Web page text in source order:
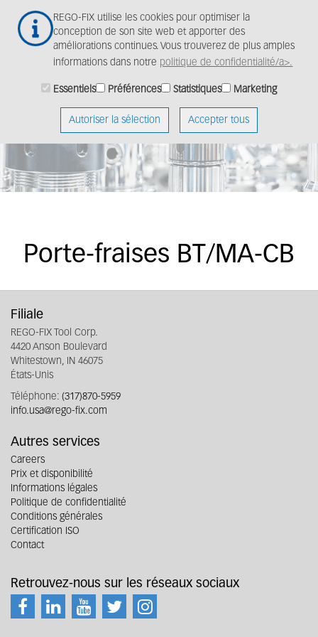
REGO-FIX utilise les cookies pour optimiser la
conception de son site web et apporter des
améliorations continues. Vous trouverez de plus amples
informations dans notre politique de confidentialité/a>.
Essentiels Préférences Statistiques Marketing
Autoriser la sélection Accepter tous
contenu
Porte-fraises BT/MA-CB
Filiale
REGO-FIX Tool Corp.
4420 Anson Boulevard
Whitestown, IN 46075
États-Unis
Téléphone: (317)870-5959
info.usa@rego-fix.com
Autres services
Careers
Prix et disponibilité
Informations légales
Politique de confidentialité
Conditions générales
Certification ISO
Contact
Retrouvez-nous sur les réseaux sociaux